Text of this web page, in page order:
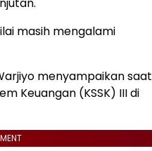
masih mengalami
menyampaikan saat
Keuangan (KSSK) III di